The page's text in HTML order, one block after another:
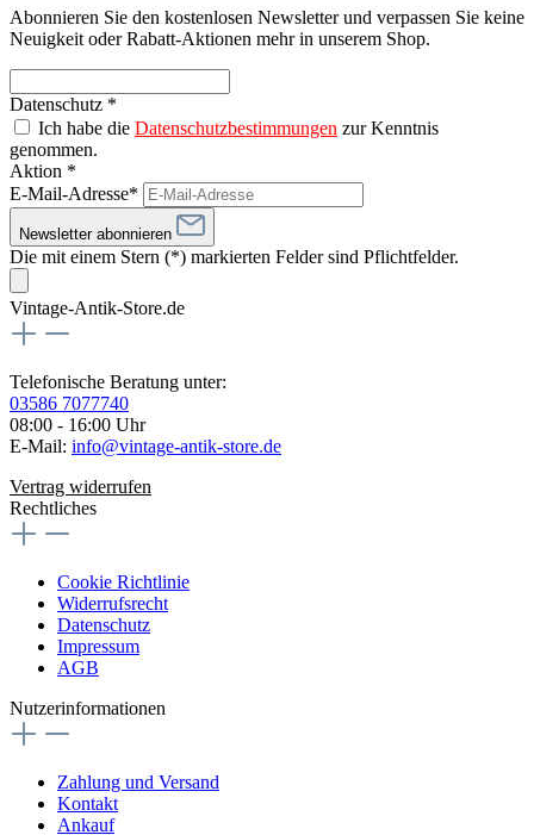
Abonnieren Sie den kostenlosen Newsletter und verpassen Sie keine
Neuigkeit oder Rabatt-Aktionen mehr in unserem Shop.
Datenschutz *
Ich habe die Datenschutzbestimmungen zur Kenntnis
genommen.
Aktion *
E-Mail-Adresse*
Newsletter abonnieren
Die mit einem Stern (*) markierten Felder sind Pflichtfelder.
Vintage-Antik-Store.de
Telefonische Beratung unter:
03586 7077740
08:00 - 16:00 Uhr
E-Mail: info@vintage-antik-store.de
Vertrag widerrufen
Rechtliches
Cookie Richtlinie
Widerrufsrecht
Datenschutz
Impressum
AGB
Nutzerinformationen
Zahlung und Versand
Kontakt
Ankauf